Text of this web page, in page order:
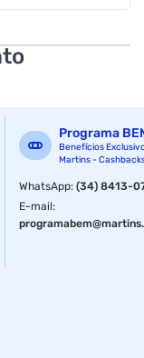
flexibilidade
montagens
Programa
Benefícios
Martins -
WhatsApp:(34) 8413-
E-mail: